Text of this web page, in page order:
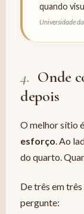
quando
Universidade
4. Onde
depois
O melhor sítio
esforço. Ao
do quarto.
De três em
pergunte: